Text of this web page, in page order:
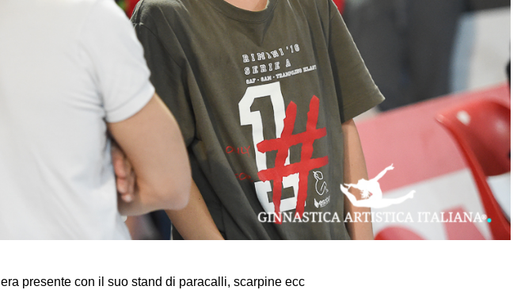
era presente con il suo stand di paracalli, scarpine ecc